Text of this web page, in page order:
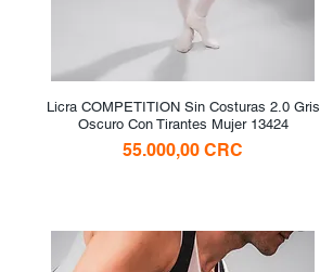
Vista rápida
Licra COMPETITION Sin Costuras 2.0 Gris
Oscuro Con Tirantes Mujer 13424
Precio
55.000,00 CRC